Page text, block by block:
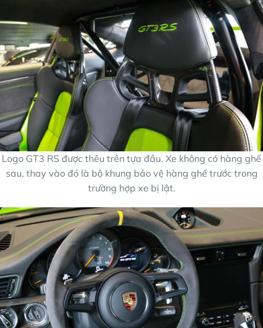
Logo GT3 RS được thêu trên tựa đầu. Xe không có hàng ghế
sau, thay vào đó là bộ khung bảo vệ hàng ghế trước trong
trường hợp xe bị lật.